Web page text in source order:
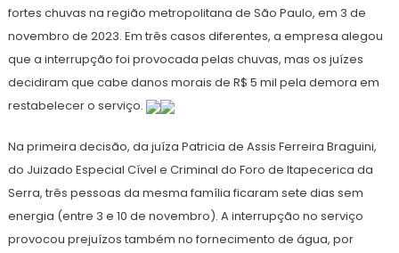
fortes chuvas na região metropolitana de São Paulo, em 3 de
novembro de 2023. Em três casos diferentes, a empresa alegou
que a interrupção foi provocada pelas chuvas, mas os juízes
decidiram que cabe danos morais de R$ 5 mil pela demora em
restabelecer o serviço.
Na primeira decisão, da juíza Patricia de Assis Ferreira Braguini,
do Juizado Especial Cível e Criminal do Foro de Itapecerica da
Serra, três pessoas da mesma família ficaram sete dias sem
energia (entre 3 e 10 de novembro). A interrupção no serviço
provocou prejuízos também no fornecimento de água, por